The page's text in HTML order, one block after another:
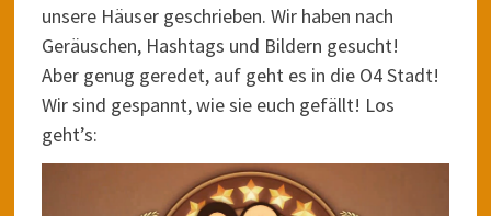
unsere Häuser geschrieben. Wir haben nach
Geräuschen, Hashtags und Bildern gesucht!
Aber genug geredet, auf geht es in die O4 Stadt!
Wir sind gespannt, wie sie euch gefällt! Los
geht’s: